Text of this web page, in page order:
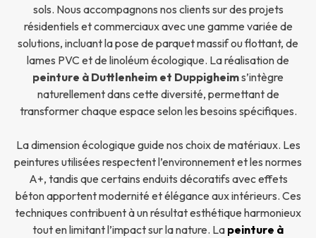
sols. Nous accompagnons nos clients sur des projets
résidentiels et commerciaux avec une gamme variée de
solutions, incluant la pose de parquet massif ou flottant, de
lames PVC et de linoléum écologique. La réalisation de
peinture à Duttlenheim et Duppigheims’intègre
naturellement dans cette diversité, permettant de
transformer chaque espace selon les besoins spécifiques.
La dimension écologique guide nos choix de matériaux. Les
peintures utilisées respectent l’environnement et les normes
A+, tandis que certains enduits décoratifs avec effets
béton apportent modernité et élégance aux intérieurs. Ces
techniques contribuent à un résultat esthétique harmonieux
tout en limitant l’impact sur la nature. La peinture à